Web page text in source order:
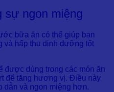
sự ngon miệng
bữa ăn có thể giúp bạn
và hấp thu dinh dưỡng tốt
được dùng trong các món ăn
để tăng hương vị. Điều này
dẫn và ngon miệng hơn.